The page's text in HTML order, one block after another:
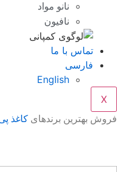
نانو مواد
نافیون
تماس با ما
فارسی
English
X
فروش بهترین برندهای کاغذ